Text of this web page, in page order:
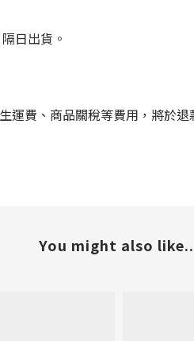
日出貨。
費、商品關稅等費用，將於
You might also